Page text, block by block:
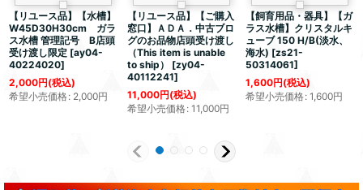
【リユース品】【水槽】
W45D30H30cm ガラ
ス水槽 管理記号 B店頭
受け渡し限定 [ay04-
40224020]
2,000円(税込)
希望小売価格: 2,000円
【リユース品】【ご購入
窓口】ＡＤＡ．中古ブロ
グのお品物店頭受け渡し
（This item is unable
to ship）
[zy04-
40112241]
11,000円(税込)
希望小売価格: 11,000円
【飼育用品・器具】【ガ
ラス水槽】クリスタルキ
ューブ 150 H/B(淡水、
海水) [zs21-
50314061]
1,600円(税込)
希望小売価格: 1,600円